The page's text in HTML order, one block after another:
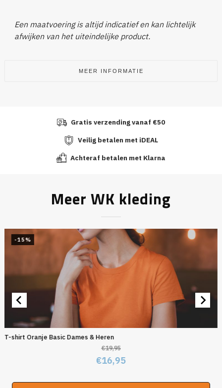
Een maatvoering is altijd indicatief en kan lichtelijk
afwijken van het uiteindelijke product.
MEER INFORMATIE
Gratis verzending vanaf €50
Veilig betalen met iDEAL
Achteraf betalen met Klarna
Meer WK kleding
-15%
T-shirt Oranje Basic Dames & Heren
€19,95
Oorspronkelijke
€16,95Huidige